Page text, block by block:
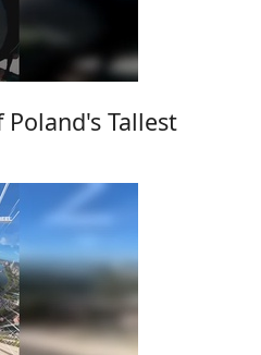
Tallest